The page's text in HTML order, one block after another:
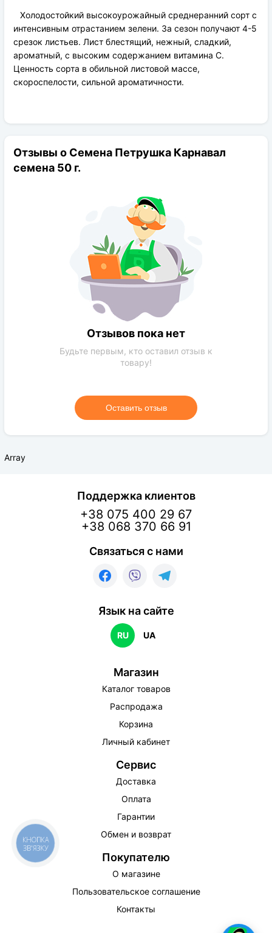
Холодостойкий высокоурожайный среднеранний сорт с
интенсивным отрастанием зелени. За сезон получают 4-5
срезок листьев. Лист блестящий, нежный, сладкий,
ароматный, с высоким содержанием витамина С.
Ценность сорта в обильной листовой массе,
скороспелости, сильной ароматичности.
Отзывы о Семена Петрушка Карнавал
семена 50 г.
Отзывов пока нет
Будьте первым, кто оставил отзыв к
товару!
Оставить отзыв
Array
Поддержка клиентов
+38 075 400 29 67
+38 068 370 66 91
Связаться с нами
Язык на сайте
RU UA
Магазин
Каталог товаров
Распродажа
Корзина
Личный кабинет
Сервис
Доставка
Оплата
Гарантии
Обмен и возврат
Покупателю
О магазине
Пользовательское соглашение
Контакты
КНОПКА
ЗВ'ЯЗКУ